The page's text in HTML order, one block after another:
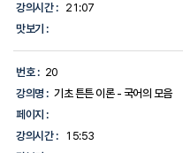
강의시간 :
21:07
맛보기 :
번호 : 20
강의명 : 기초 튼튼 이론 - 국어의 모음
페이지 :
강의시간 :
15:53